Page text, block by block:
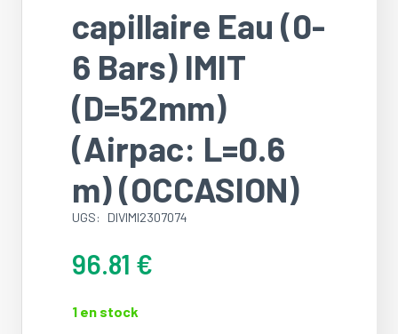
capillaire Eau (0-
6 Bars) IMIT
(D=52mm)
(Airpac: L=0.6
m) (OCCASION)
UGS: DIVIMI2307074
96.81 €
1 en stock